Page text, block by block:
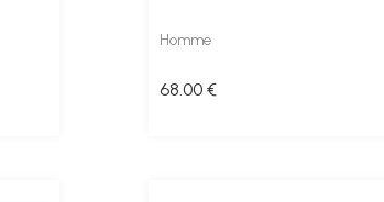
Homme
68.00 €